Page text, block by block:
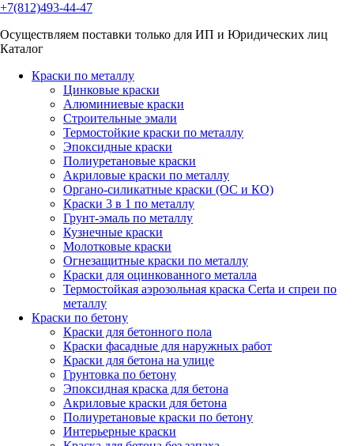
+7(812)493-44-47
Осуществляем поставки только для ИП и Юридических лиц
Каталог
Краски по металлу
Цинковые краски
Алюминиевые краски
Строительные эмали
Термостойкие краски по металлу
Эпоксидные краски
Полиуретановые краски
Акриловые краски по металлу
Органо-силикатные краски (ОС и КО)
Краски 3 в 1 по металлу
Грунт-эмаль по металлу
Кузнечные краски
Молотковые краски
Огнезащитные краски по металлу
Краски для оцинкованного металла
Термостойкая аэрозольная краска Certa и спреи по
металлу
Краски по бетону
Краски для бетонного пола
Краски фасадные для наружных работ
Краски для бетона на улице
Грунтовка по бетону
Эпоксидная краска для бетона
Акриловые краски для бетона
Полиуретановые краски по бетону
Интерьерные краски